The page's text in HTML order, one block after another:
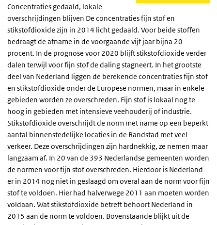
Concentraties gedaald, lokale
overschrijdingen blijven De concentraties fijn stof en
stikstofdioxide zijn in 2014 licht gedaald. Voor beide stoffen
bedraagt de afname in de voorgaande vijf jaar bijna 20
procent. In de prognose voor 2020 blijft stikstofdioxide verder
dalen terwijl voor fijn stof de daling stagneert. In het grootste
deel van Nederland liggen de berekende concentraties fijn stof
en stikstofdioxide onder de Europese normen, maar in enkele
gebieden worden ze overschreden. Fijn stof is lokaal nog te
hoog in gebieden met intensieve veehouderij of industrie.
Stikstofdioxide overschrijdt de norm met name op een beperkt
aantal binnenstedelijke locaties in de Randstad met veel
verkeer. Deze overschrijdingen zijn hardnekkig, ze nemen maar
langzaam af. In 20 van de 393 Nederlandse gemeenten worden
de normen voor fijn stof overschreden. Hierdoor is Nederland
er in 2014 nog niet in geslaagd om overal aan de norm voor fijn
stof te voldoen. Hier had halverwege 2011 aan moeten worden
voldaan. Wat stikstofdioxide betreft behoort Nederland in
2015 aan de norm te voldoen. Bovenstaande blijkt uit de